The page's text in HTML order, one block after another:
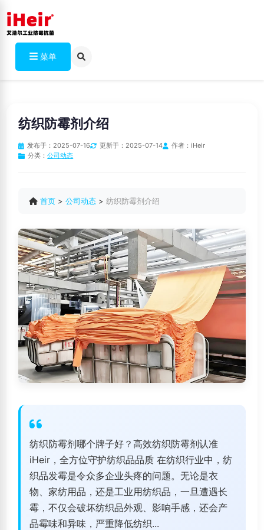
菜单
纺织防霉剂介绍
发布于： 2025-07-16 更新于： 2025-07-14 作者：iHeir
分类：公司动态
首页 >公司动态 >纺织防霉剂介绍
纺织防霉剂哪个牌子好？高效纺织防霉剂认准
iHeir，全方位守护纺织品品质 在纺织行业中，纺
织品发霉是令众多企业头疼的问题。无论是衣
物、家纺用品，还是工业用纺织品，一旦遭遇长
霉，不仅会破坏纺织品外观、影响手感，还会产
品霉味和异味，严重降低纺织...